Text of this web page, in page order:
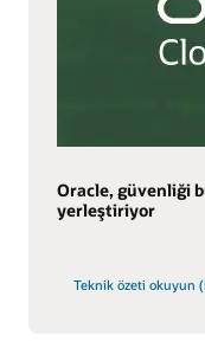
Oracle, güvenliği
yerleştiriyor
Teknik özeti okuyun